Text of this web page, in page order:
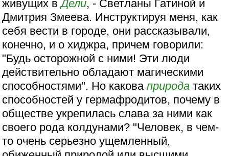
живущих вДели, - Светланы Гатиной и
Дмитрия Змеева. Инструктируя меня, как
себя вести в городе, они рассказывали,
конечно, и о хиджра, причем говорили:
"Будь осторожной с ними! Эти люди
действительно обладают магическими
способностями". Но каковаприрода таких
способностей у гермафродитов, почему в
обществе укрепилась слава за ними как
своего рода колдунами? "Человек, в чем-
то очень серьезно ущемленный,